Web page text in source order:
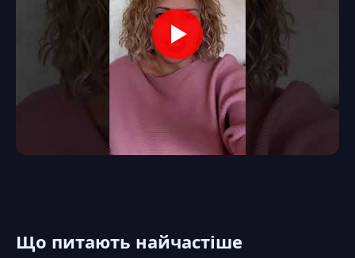
Що питають найчастіше